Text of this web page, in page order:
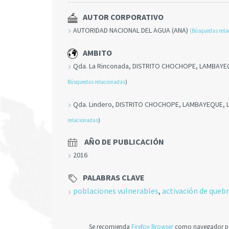
AUTOR CORPORATIVO
AUTORIDAD NACIONAL DEL AGUA (ANA) (Búsquedas
AMBITO
Qda. La Rinconada, DISTRITO CHOCHOPE,
Búsquedas relacionadas)
Qda. Lindero, DISTRITO CHOCHOPE, LAMBAYEQUE,
relacionadas)
AÑO DE PUBLICACIÓN
2016
PALABRAS CLAVE
poblaciones vulnerables, activación de
Se recomienda Firefox Browsercomo navegador